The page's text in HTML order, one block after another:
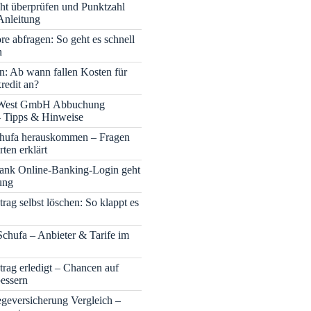
überprüfen und Punktzahl
abfragen: So geht es schnell
Ab wann fallen Kosten für
an?
GmbH Abbuchung
Tipps & Hinweise
herauskommen – Fragen
erklärt
Online-Banking-Login geht
selbst löschen: So klappt es
– Anbieter & Tarife im
erledigt – Chancen auf
Vergleich –